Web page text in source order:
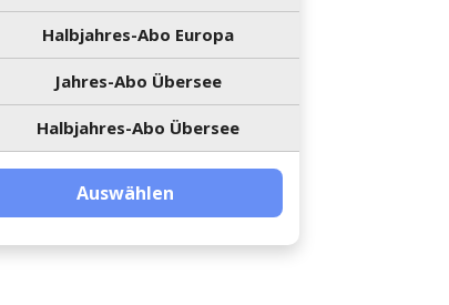
Halbjahres-Abo Europa
Jahres-Abo Übersee
Halbjahres-Abo Übersee
Auswählen